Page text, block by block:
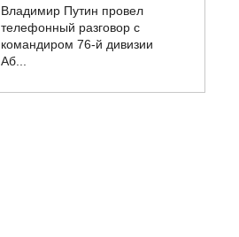
Владимир Путин провел
телефонный разговор с
командиром 76-й дивизии
Аб...